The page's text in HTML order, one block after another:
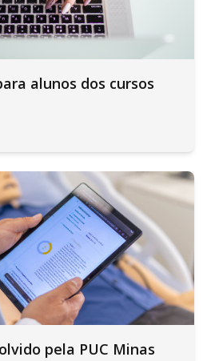
alunos dos cursos
pela PUC Minas